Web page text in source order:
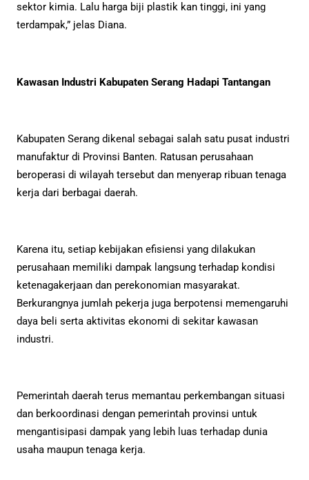
sektor kimia. Lalu harga biji plastik kan tinggi, ini yang
terdampak,” jelas Diana.
Kawasan Industri Kabupaten Serang Hadapi Tantangan
Kabupaten Serang dikenal sebagai salah satu pusat industri
manufaktur di Provinsi Banten. Ratusan perusahaan
beroperasi di wilayah tersebut dan menyerap ribuan tenaga
kerja dari berbagai daerah.
Karena itu, setiap kebijakan efisiensi yang dilakukan
perusahaan memiliki dampak langsung terhadap kondisi
ketenagakerjaan dan perekonomian masyarakat.
Berkurangnya jumlah pekerja juga berpotensi memengaruhi
daya beli serta aktivitas ekonomi di sekitar kawasan
industri.
Pemerintah daerah terus memantau perkembangan situasi
dan berkoordinasi dengan pemerintah provinsi untuk
mengantisipasi dampak yang lebih luas terhadap dunia
usaha maupun tenaga kerja.